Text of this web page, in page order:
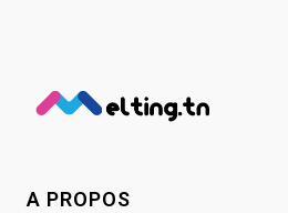
A PROPOS